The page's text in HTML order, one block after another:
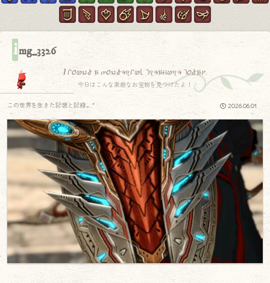
img_3326
I found a wonderful treasure today.
今日はこんな素敵なお宝物を見つけたよ！
2026.06.01
この世界を生きた記憶と記録.｡.:*